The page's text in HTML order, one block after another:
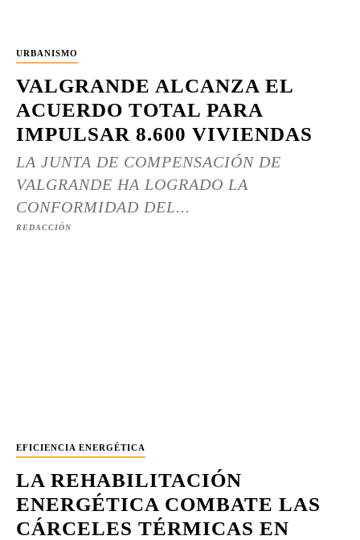
URBANISMO
VALGRANDE ALCANZA EL
ACUERDO TOTAL PARA
IMPULSAR 8.600 VIVIENDAS
LA JUNTA DE COMPENSACIÓN DE
VALGRANDE HA LOGRADO LA
CONFORMIDAD DEL...
REDACCIÓN
EFICIENCIA ENERGÉTICA
LA REHABILITACIÓN
ENERGÉTICA COMBATE LAS
CÁRCELES TÉRMICAS EN